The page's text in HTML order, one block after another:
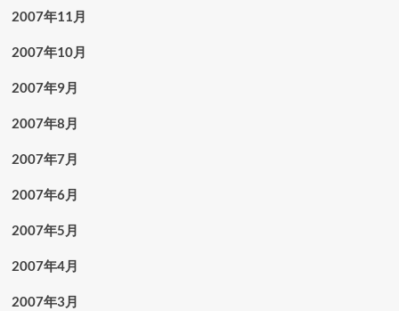
2007年11月
2007年10月
2007年9月
2007年8月
2007年7月
2007年6月
2007年5月
2007年4月
2007年3月